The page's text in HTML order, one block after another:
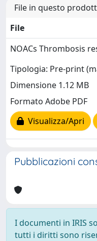
File in questo
File
NOACs Thrombosis
Tipologia: Pre-print
Dimensione 1.12 MB
Formato Adobe PDF
Visualizza/Apri
Pubblicazioni
I documenti in IRIS
tutti i diritti sono